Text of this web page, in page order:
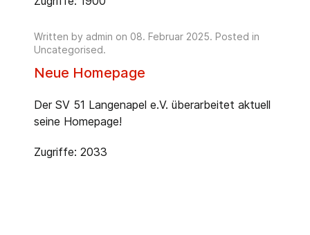
Written by admin on 08. Februar 2025. Posted in
Uncategorised.
Neue Homepage
Der SV 51 Langenapel e.V. überarbeitet aktuell
seine Homepage!
Zugriffe: 2033